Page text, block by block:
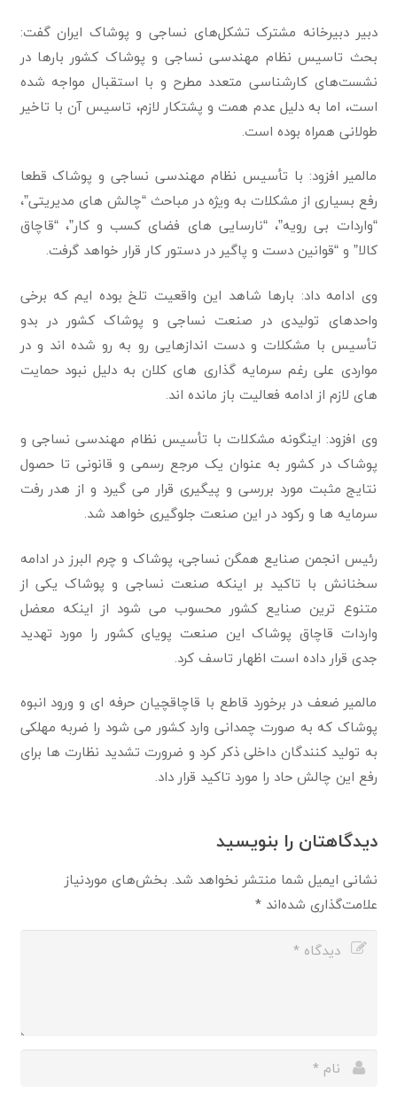
دبیر دبیرخانه مشترک تشکل‌های نساجی و پوشاک ایران گفت:
بحث تاسیس نظام مهندسی نساجی و پوشاک کشور بار‌ها در‌
نشست‌های کارشناسی متعدد مطرح و با استقبال مواجه شده
است، اما به دلیل عدم همت و پشتکار لازم، تاسیس آن با تاخیر
طولانی همراه بوده است.
مالمیر افزود: با تأسیس نظام مهندسی نساجی و پوشاک قطعا
رفع بسیاری از مشکلات به ویژه در مباحث “چالش های مدیریتی”،
“واردات بی رویه”، “نارسایی های فضای کسب و کار”، “قاچاق
کالا” و “قوانین دست و پاگیر در دستور کار قرار خواهد گرفت.
وی ادامه داد: بارها شاهد این واقعیت تلخ بوده ایم که برخی
واحدهای تولیدی در صنعت نساجی و پوشاک کشور در بدو
تأسیس با مشکلات و دست اندازهایی رو به رو شده اند و در
مواردی علی رغم سرمایه گذاری های کلان به دلیل نبود حمایت
های لازم از ادامه فعالیت باز مانده اند.
وی افزود: اینگونه مشکلات با تأسیس نظام مهندسی نساجی و
پوشاک در کشور به عنوان یک مرجع رسمی و قانونی تا حصول
نتایج مثبت مورد بررسی و پیگیری قرار می گیرد و از هدر رفت
سرمایه ها و رکود در این صنعت جلوگیری خواهد شد.
رئیس انجمن صنایع همگن نساجی، پوشاک و چرم البرز در ادامه
سخنانش با تاکید بر اینکه صنعت نساجی و پوشاک یکی از
متنوع‌ ترین صنایع کشور محسوب می شود از اینکه معضل
واردات قاچاق پوشاک این صنعت پویای کشور را مورد تهدید
جدی قرار داده است اظهار تاسف کرد.
مالمیر ضعف در برخورد قاطع با قاچاقچیان حرفه ای و ورود انبوه
پوشاک که به صورت چمدانی وارد کشور می شود را ضربه مهلکی
به تولید کنندگان داخلی ذکر کرد و ضرورت تشدید نظارت ها برای
رفع این چالش حاد را مورد تاکید قرار داد.
دیدگاهتان را بنویسید
نشانی ایمیل شما منتشر نخواهد شد. بخش‌های موردنیاز
علامت‌گذاری شده‌اند*